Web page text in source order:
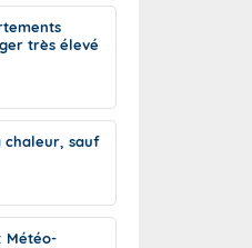
de J+2 à J+7
à l'échelle
risque
très élevé
chaleur, sauf
Météo-